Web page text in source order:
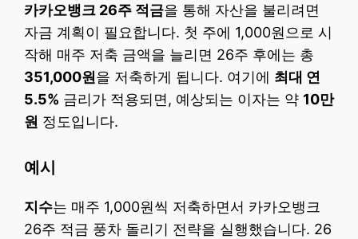
카카오뱅크 26주 적금을 통해 자산을 불리려면
자금 계획이 필요합니다. 첫 주에 1,000원으로 시
작해 매주 저축 금액을 늘리면 26주 후에는 총
351,000원을 저축하게 됩니다. 여기에 최대 연
5.5% 금리가 적용되면, 예상되는 이자는 약 10만
원 정도입니다.
예시
지수는 매주 1,000원씩 저축하면서 카카오뱅크
26주 적금 풍차 돌리기 전략을 실행했습니다. 26